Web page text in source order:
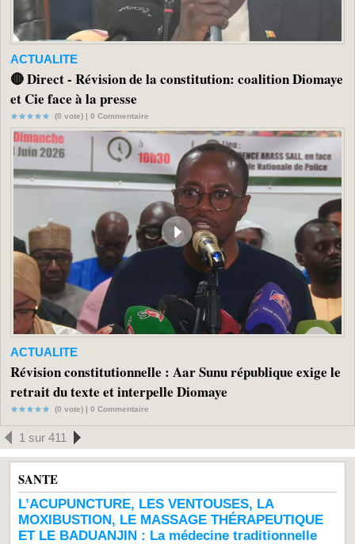
ACTUALITE
🔴 Direct - Révision de la constitution: coalition Diomaye
et Cie face à la presse
(0 vote) | 0 Commentaire
ACTUALITE
Révision constitutionnelle : Aar Sunu république exige le
retrait du texte et interpelle Diomaye
(0 vote) | 0 Commentaire
1 sur 411
SANTE
L’ACUPUNCTURE, LES VENTOUSES, LA
MOXIBUSTION, LE MASSAGE THÉRAPEUTIQUE
ET LE BADUANJIN : La médecine traditionnelle